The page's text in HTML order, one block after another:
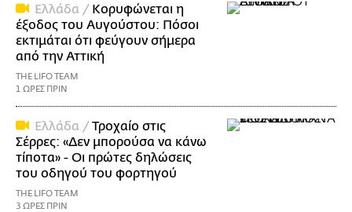
Ελλάδα / Κορυφώνεται η
έξοδος του Αυγούστου: Πόσοι
εκτιμάται ότι φεύγουν σήμερα
από την Αττική
THE LIFO TEAM
1 ΩΡΕΣ ΠΡΙΝ
Ελλάδα /Τροχαίο στις
Σέρρες: «Δεν μπορούσα να κάνω
τίποτα» - Οι πρώτες δηλώσεις
του οδηγού του φορτηγού
THE LIFO TEAM
3 ΩΡΕΣ ΠΡΙΝ